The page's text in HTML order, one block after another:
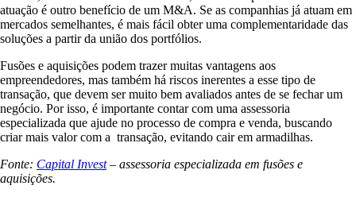
atuação é outro benefício de um M&A. Se as companhias já atuam em
mercados semelhantes, é mais fácil obter uma complementaridade das
soluções a partir da união dos portfólios.
Fusões e aquisições podem trazer muitas vantagens aos
empreendedores, mas também há riscos inerentes a esse tipo de
transação, que devem ser muito bem avaliados antes de se fechar um
negócio. Por isso, é importante contar com uma assessoria
especializada que ajude no processo de compra e venda, buscando
criar mais valor com a transação, evitando cair em armadilhas.
Fonte: Capital Invest– assessoria especializada em fusões e
aquisições.